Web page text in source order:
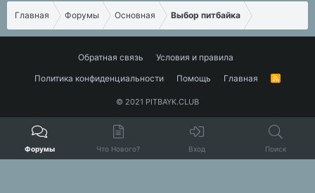
Главная Форумы Основная Выбор питбайка
Обратная связь
Условия и правила
Политика конфиденциальности
Помощь Главная
R
© 2021 PITBAYK.CLUB
Форумы Что Нового? Вход Поиск